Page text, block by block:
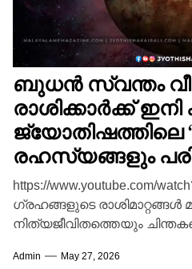
ബുധൻ സ്വന്തം
രാശിക്കാർക്ക്
ജ്യോതിഷത്തിലെ
രഹസ്യങ്ങളും
https://www.youtube.com/
ഗ്രഹങ്ങളുടെ രാശിമാറ്റങ്ങൾ
നിത്യജീവിതത്തെയും
ശാസ്ത്രജ്ഞരും
Admin May 27, 2026